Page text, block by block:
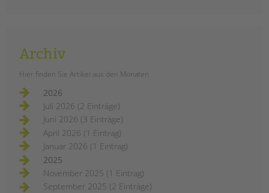
Archiv
Hier finden Sie Artikel aus den Monaten
2026
Juli 2026 (2 Einträge)
Juni 2026 (3 Einträge)
April 2026 (1 Eintrag)
Januar 2026 (1 Eintrag)
2025
November 2025 (1 Eintrag)
September 2025 (2 Einträge)